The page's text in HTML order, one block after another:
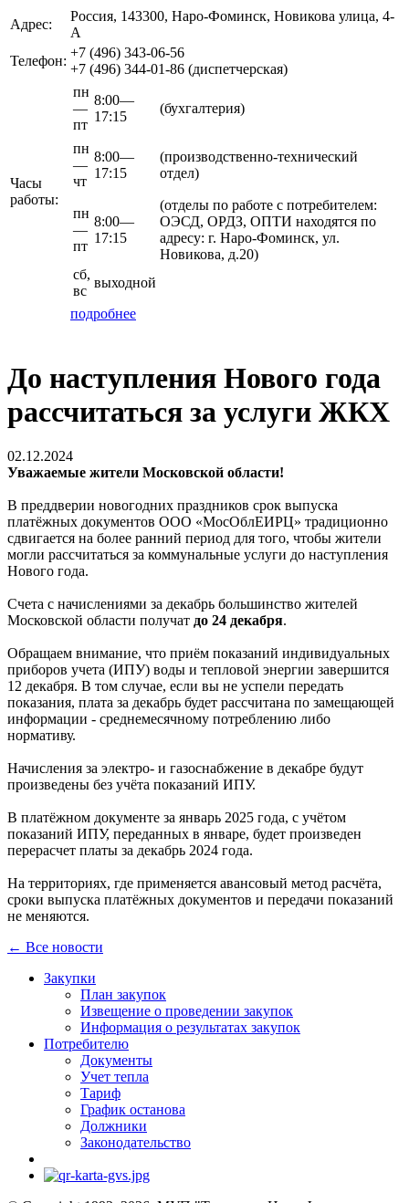
Адрес:
Россия, 143300, Наро-Фоминск, Новикова улица, 4-
А
Телефон:
+7 (496) 343-06-56
+7 (496) 344-01-86 (диспетчерская)
Часы
работы:
пн
—
пт
8:00—
17:15
(бухгалтерия)
пн
—
чт
8:00—
17:15
(производственно-технический
отдел)
пн
—
пт
8:00—
17:15
(отделы по работе с потребителем:
ОЭСД, ОРДЗ, ОПТИ находятся по
адресу: г. Наро-Фоминск, ул.
Новикова, д.20)
сб,
вс
выходной
подробнее
До наступления Нового года
рассчитаться за услуги ЖКХ
02.12.2024
Уважаемые жители Московской области!
В преддверии новогодних праздников срок выпуска
платёжных документов ООО «МосОблЕИРЦ» традиционно
сдвигается на более ранний период для того, чтобы жители
могли рассчитаться за коммунальные услуги до наступления
Нового года.
Счета с начислениями за декабрь большинство жителей
Московской области получат до 24 декабря.
Обращаем внимание, что приём показаний индивидуальных
приборов учета (ИПУ) воды и тепловой энергии завершится
12 декабря. В том случае, если вы не успели передать
показания, плата за декабрь будет рассчитана по замещающей
информации - среднемесячному потреблению либо
нормативу.
Начисления за электро- и газоснабжение в декабре будут
произведены без учёта показаний ИПУ.
В платёжном документе за январь 2025 года, с учётом
показаний ИПУ, переданных в январе, будет произведен
перерасчет платы за декабрь 2024 года.
На территориях, где применяется авансовый метод расчёта,
сроки выпуска платёжных документов и передачи показаний
не меняются.
← Все новости
Закупки
План закупок
Извещение о проведении закупок
Информация о результатах закупок
Потребителю
Документы
Учет тепла
Тариф
График останова
Должники
Законодательство